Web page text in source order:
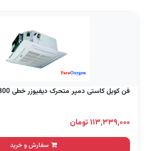
فن کویل کاستی دمپر متحرک دیفیوزر خطی CFN-800 تهویه
۱۱۳,۳۳۹,۰۰۰ تومان
سفارش و خرید